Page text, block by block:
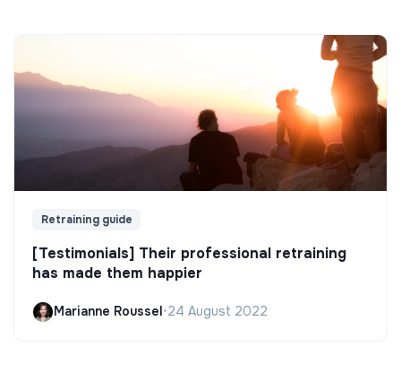
Retraining guide
[Testimonials] Their professional retraining
has made them happier
Marianne Roussel •24 August 2022